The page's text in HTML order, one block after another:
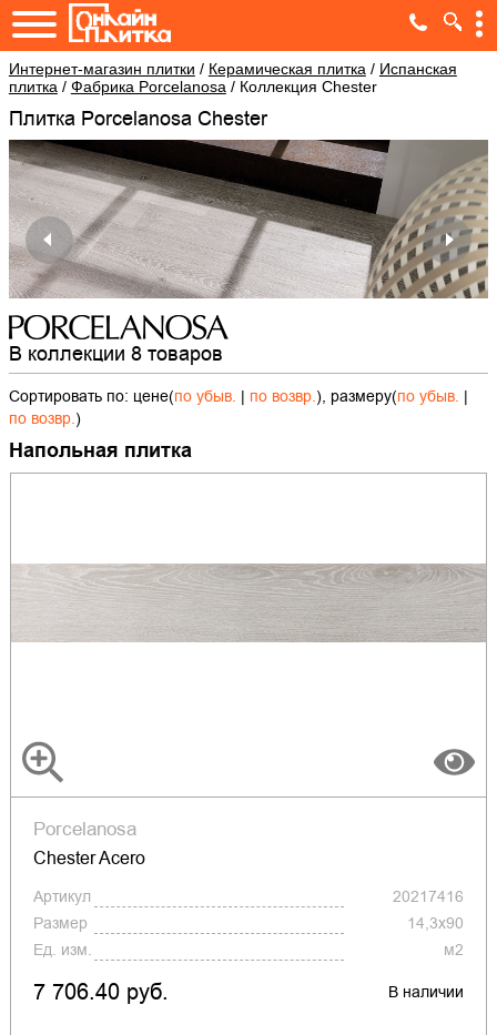
Интернет-магазин плитки / Керамическая плитка / Испанская
плитка / Фабрика Porcelanosa / Коллекция Chester
Плитка Porcelanosa Chester
В коллекции 8 товаров
Сортировать по: цене(по убыв. | по возвр.), размеру(по убыв. |
по возвр.)
Напольная плитка
Porcelanosa
Chester Acero
Артикул
20217416
Размер
14,3x90
Ед. изм.
м2
7 706.40 руб. В наличии